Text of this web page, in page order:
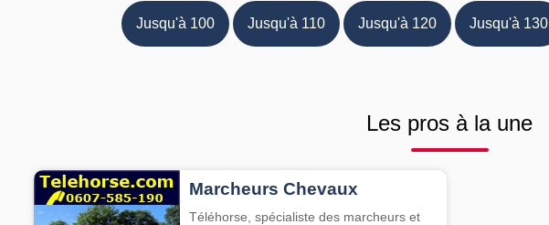
Jusqu'à 100 Jusqu'à 110 Jusqu'à 120 Jusqu'à 130
Les pros à la une
Marcheurs Chevaux
Téléhorse, spécialiste des marcheurs et